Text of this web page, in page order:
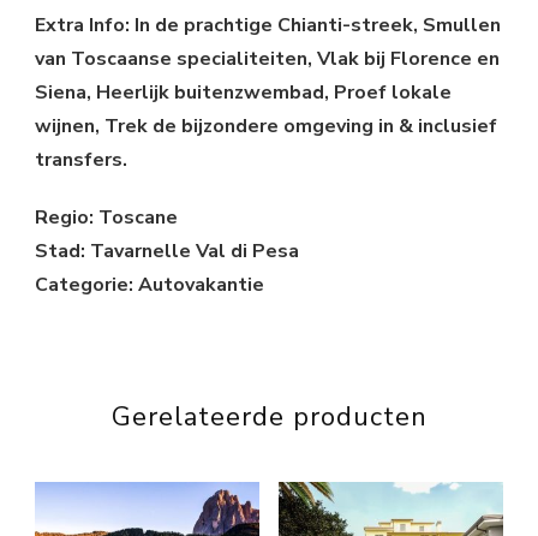
Extra Info: In de prachtige Chianti-streek, Smullen
van Toscaanse specialiteiten, Vlak bij Florence en
Siena, Heerlijk buitenzwembad, Proef lokale
wijnen, Trek de bijzondere omgeving in & inclusief
transfers.
Regio: Toscane
Stad: Tavarnelle Val di Pesa
Categorie: Autovakantie
Gerelateerde producten